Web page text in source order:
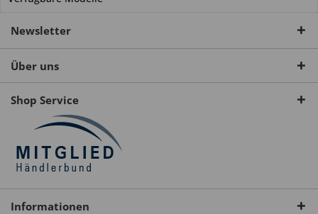
Newsletter
Über uns
Shop Service
Informationen